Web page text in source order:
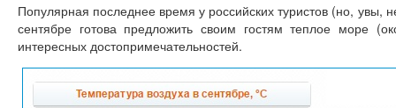
Популярная последнее время у российских туристов (но, увы,
сентябре готова предложить своим гостям теплое море
интересных достопримечательностей.